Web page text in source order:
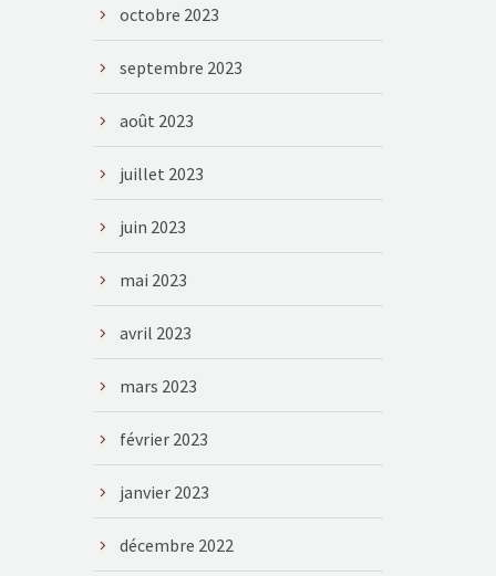
octobre 2023
septembre 2023
août 2023
juillet 2023
juin 2023
mai 2023
avril 2023
mars 2023
février 2023
janvier 2023
décembre 2022